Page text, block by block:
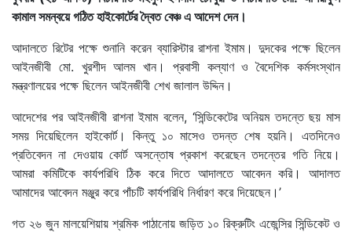
কামাল সমন্বয়ে গঠিত হাইকোর্টের দ্বৈত বেঞ্চ এ আদেশ দেন।
আদালতে রিটের পক্ষে শুনানি করেন ব্যারিস্টার রাশনা ইমাম। দুদকের পক্ষে ছিলেন
আইনজীবী মো. খুরশীদ আলম খান। প্রবাসী কল্যাণ ও বৈদেশিক কর্মসংস্থান
মন্ত্রণালয়ের পক্ষে ছিলেন আইনজীবী শেখ জালাল উদ্দিন।
আদেশের পর আইনজীবী রাশনা ইমাম বলেন, ‘সিন্ডিকেটের অনিয়ম তদন্তে ছয় মাস
সময় দিয়েছিলেন হাইকোর্ট। কিন্তু ১০ মাসেও তদন্ত শেষ হয়নি। এতদিনেও
প্রতিবেদন না দেওয়ায় কোর্ট অসন্তোষ প্রকাশ করেছেন তদন্তের গতি নিয়ে।
আমরা কমিটিকে কার্যপরিধি ঠিক করে দিতে আদালতে আবেদন করি। আদালত
আমাদের আবেদন মঞ্জুর করে পাঁচটি কার্যপরিধি নির্ধারণ করে দিয়েছেন।’
গত ২৬ জুন মালয়েশিয়ায় শ্রমিক পাঠানোয় জড়িত ১০ রিক্রুটিং এজেন্সির সিন্ডিকেট ও